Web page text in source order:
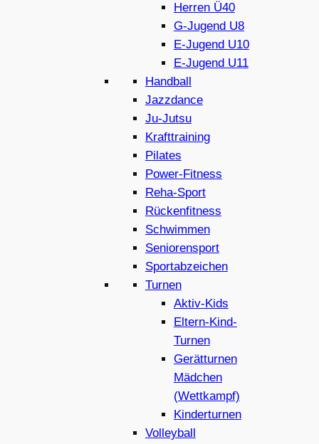
Herren Ü40
G-Jugend U8
E-Jugend U10
E-Jugend U11
Handball
Jazzdance
Ju-Jutsu
Krafttraining
Pilates
Power-Fitness
Reha-Sport
Rückenfitness
Schwimmen
Seniorensport
Sportabzeichen
Turnen
Aktiv-Kids
Eltern-Kind-
Turnen
Gerätturnen
Mädchen
(Wettkampf)
Kinderturnen
Volleyball